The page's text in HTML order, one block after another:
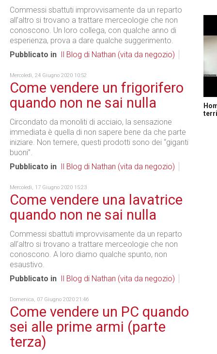
Commessi sbattuti improvvisamente da un reparto
all’altro si trovano a trattare merceologie che non
conoscono. Un loro collega, con qualche anno di
esperienza, prova a dare qualche suggerimento.
Pubblicato in
Il Blog di Nathan (vita da negozio)
Mercoledì, 24 Giugno 2020 10:52
Come vendere un frigorifero
quando non ne sai nulla
Circondato da monoliti di acciaio, la sensazione
immediata è quella di non sapere bene da che parte
iniziare. Non temere, questi prodotti sono dei “giganti
buoni”.
Pubblicato in
Il Blog di Nathan (vita da negozio)
Mercoledì, 17 Giugno 2020 15:23
Come vendere una lavatrice
quando non ne sai nulla
Commessi sbattuti improvvisamente da un reparto
all’altro si trovano a trattare merceologie che non
conoscono. A loro diamo qualche spunto, non
esaustivo.
Pubblicato in
Il Blog di Nathan (vita da negozio)
Domenica, 07 Giugno 2020 21:46
Come vendere un PC quando
sei alle prime armi (parte
terza)